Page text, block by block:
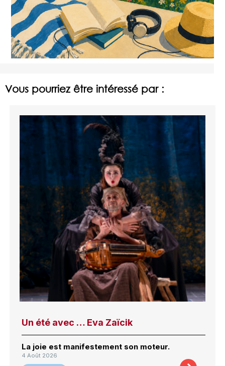
Vous pourriez être intéressé par :
Un été avec … Eva Zaïcik
La joie est manifestement son moteur.
4 Août 2026